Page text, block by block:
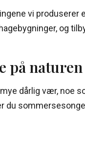
vi produserer
og
på
dårlig vær, noe
du